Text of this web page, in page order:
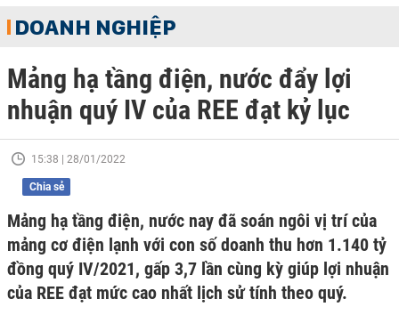
DOANH NGHIỆP
Mảng hạ tầng điện, nước đẩy lợi
nhuận quý IV của REE đạt kỷ lục
15:38 | 28/01/2022
Chia sẻ
Mảng hạ tầng điện, nước nay đã soán ngôi vị trí của
mảng cơ điện lạnh với con số doanh thu hơn 1.140 tỷ
đồng quý IV/2021, gấp 3,7 lần cùng kỳ giúp lợi nhuận
của REE đạt mức cao nhất lịch sử tính theo quý.